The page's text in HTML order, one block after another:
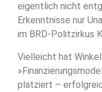
eigentlich nicht
Erkenntnisse nur
im BRD-Politzirkus
Vielleicht hat
platziert –